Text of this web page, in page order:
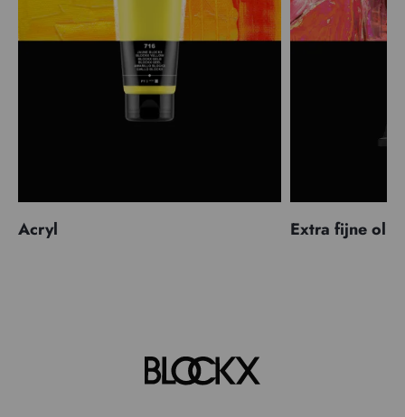
Acryl Extra fijne